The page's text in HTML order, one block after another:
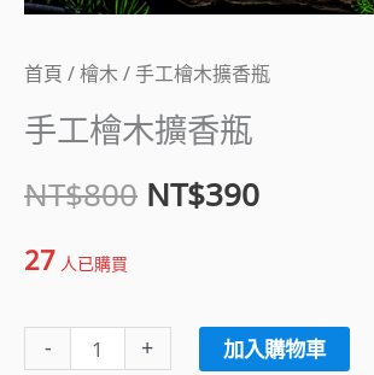
首頁 /檜木 / 手工檜木擴香瓶
手工檜木擴香瓶
NT$800 NT$390
27 人已購買
- + 加入購物車